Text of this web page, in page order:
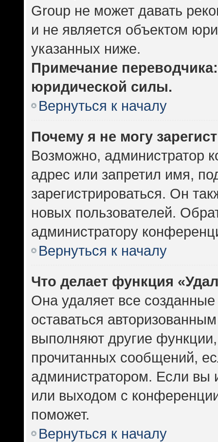
Group не может давать
и не является объектом
указанных ниже.
Примечание
юридической силы.
Вернуться к началу
Почему я не могу
Возможно, администратор
адрес или запретил имя,
зарегистрироваться. Он
новых пользователей.
администратору
Вернуться к началу
Что делает функция
Она удаляет все
оставаться
выполняют другие
прочитанных сообщений,
администратором. Если вы
или выходом с
поможет.
Вернуться к началу